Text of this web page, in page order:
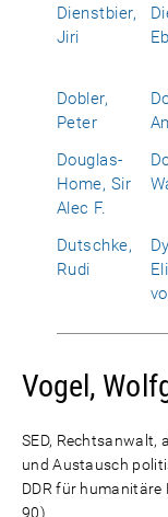
Dienstbier,
Jiri
Dobler,
Peter
Douglas-
Home, Sir
Alec F.
Dutschke,
Rudi
Vogel,
SED, Rechtsanwalt,
und Austausch
DDR für humanitäre
90)